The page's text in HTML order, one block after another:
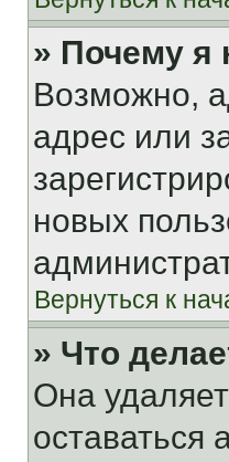
» Почему я
Возможно,
адрес или
новых
Вернуться к
» Что
Она
оставаться